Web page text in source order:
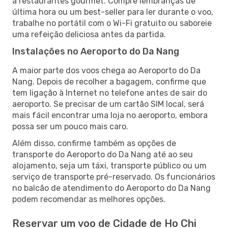
última hora ou um best-seller para ler durante o voo,
trabalhe no portátil com o Wi-Fi gratuito ou saboreie
uma refeição deliciosa antes da partida.
Instalações no Aeroporto do Da Nang
A maior parte dos voos chega ao Aeroporto do Da
Nang. Depois de recolher a bagagem, confirme que
tem ligação à Internet no telefone antes de sair do
aeroporto. Se precisar de um cartão SIM local, será
mais fácil encontrar uma loja no aeroporto, embora
possa ser um pouco mais caro.
Além disso, confirme também as opções de
transporte do Aeroporto do Da Nang até ao seu
alojamento, seja um táxi, transporte público ou um
serviço de transporte pré-reservado. Os funcionários
no balcão de atendimento do Aeroporto do Da Nang
podem recomendar as melhores opções.
Reservar um voo de Cidade de Ho Chi